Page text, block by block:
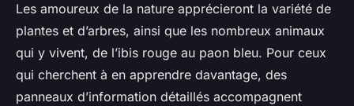
Les amoureux de la nature apprécieront la variété de
plantes et d’arbres, ainsi que les nombreux animaux
qui y vivent, de l’ibis rouge au paon bleu. Pour ceux
qui cherchent à en apprendre davantage, des
panneaux d’information détaillés accompagnent